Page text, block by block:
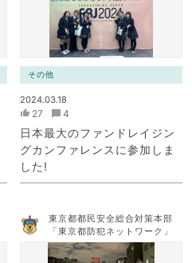
その他
2024.03.18
27 4
日本最大のファンドレイジン
グカンファレンスに参加しま
した!
東京都都民安全総合対策本部
「東京都防犯ネットワーク」